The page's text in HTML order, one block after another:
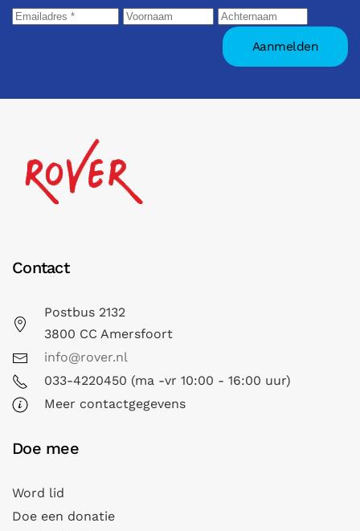
Contact
Postbus 2132
3800 CC Amersfoort
info@rover.nl
033-4220450 (ma -vr 10:00 - 16:00 uur)
Meer contactgegevens
Doe mee
Word lid
Doe een donatie